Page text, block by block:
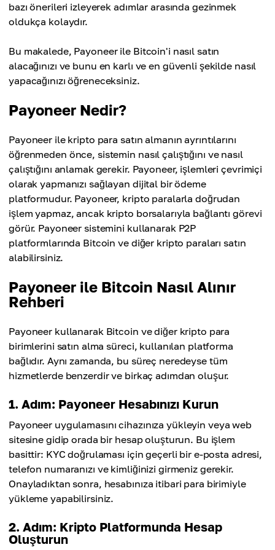
bazı önerileri izleyerek adımlar arasında gezinmek
oldukça kolaydır.
Bu makalede, Payoneer ile Bitcoin'i nasıl satın
alacağınızı ve bunu en karlı ve en güvenli şekilde nasıl
yapacağınızı öğreneceksiniz.
Payoneer Nedir?
Payoneer ile kripto para satın almanın ayrıntılarını
öğrenmeden önce, sistemin nasıl çalıştığını ve nasıl
çalıştığını anlamak gerekir. Payoneer, işlemleri çevrimiçi
olarak yapmanızı sağlayan dijital bir ödeme
platformudur. Payoneer, kripto paralarla doğrudan
işlem yapmaz, ancak kripto borsalarıyla bağlantı görevi
görür. Payoneer sistemini kullanarak P2P
platformlarında Bitcoin ve diğer kripto paraları satın
alabilirsiniz.
Payoneer ile Bitcoin Nasıl Alınır
Rehberi
Payoneer kullanarak Bitcoin ve diğer kripto para
birimlerini satın alma süreci, kullanılan platforma
bağlıdır. Aynı zamanda, bu süreç neredeyse tüm
hizmetlerde benzerdir ve birkaç adımdan oluşur.
1. Adım: Payoneer Hesabınızı Kurun
Payoneer uygulamasını cihazınıza yükleyin veya web
sitesine gidip orada bir hesap oluşturun. Bu işlem
basittir: KYC doğrulaması için geçerli bir e-posta adresi,
telefon numaranızı ve kimliğinizi girmeniz gerekir.
Onayladıktan sonra, hesabınıza itibari para birimiyle
yükleme yapabilirsiniz.
2. Adım: Kripto Platformunda Hesap
Oluşturun